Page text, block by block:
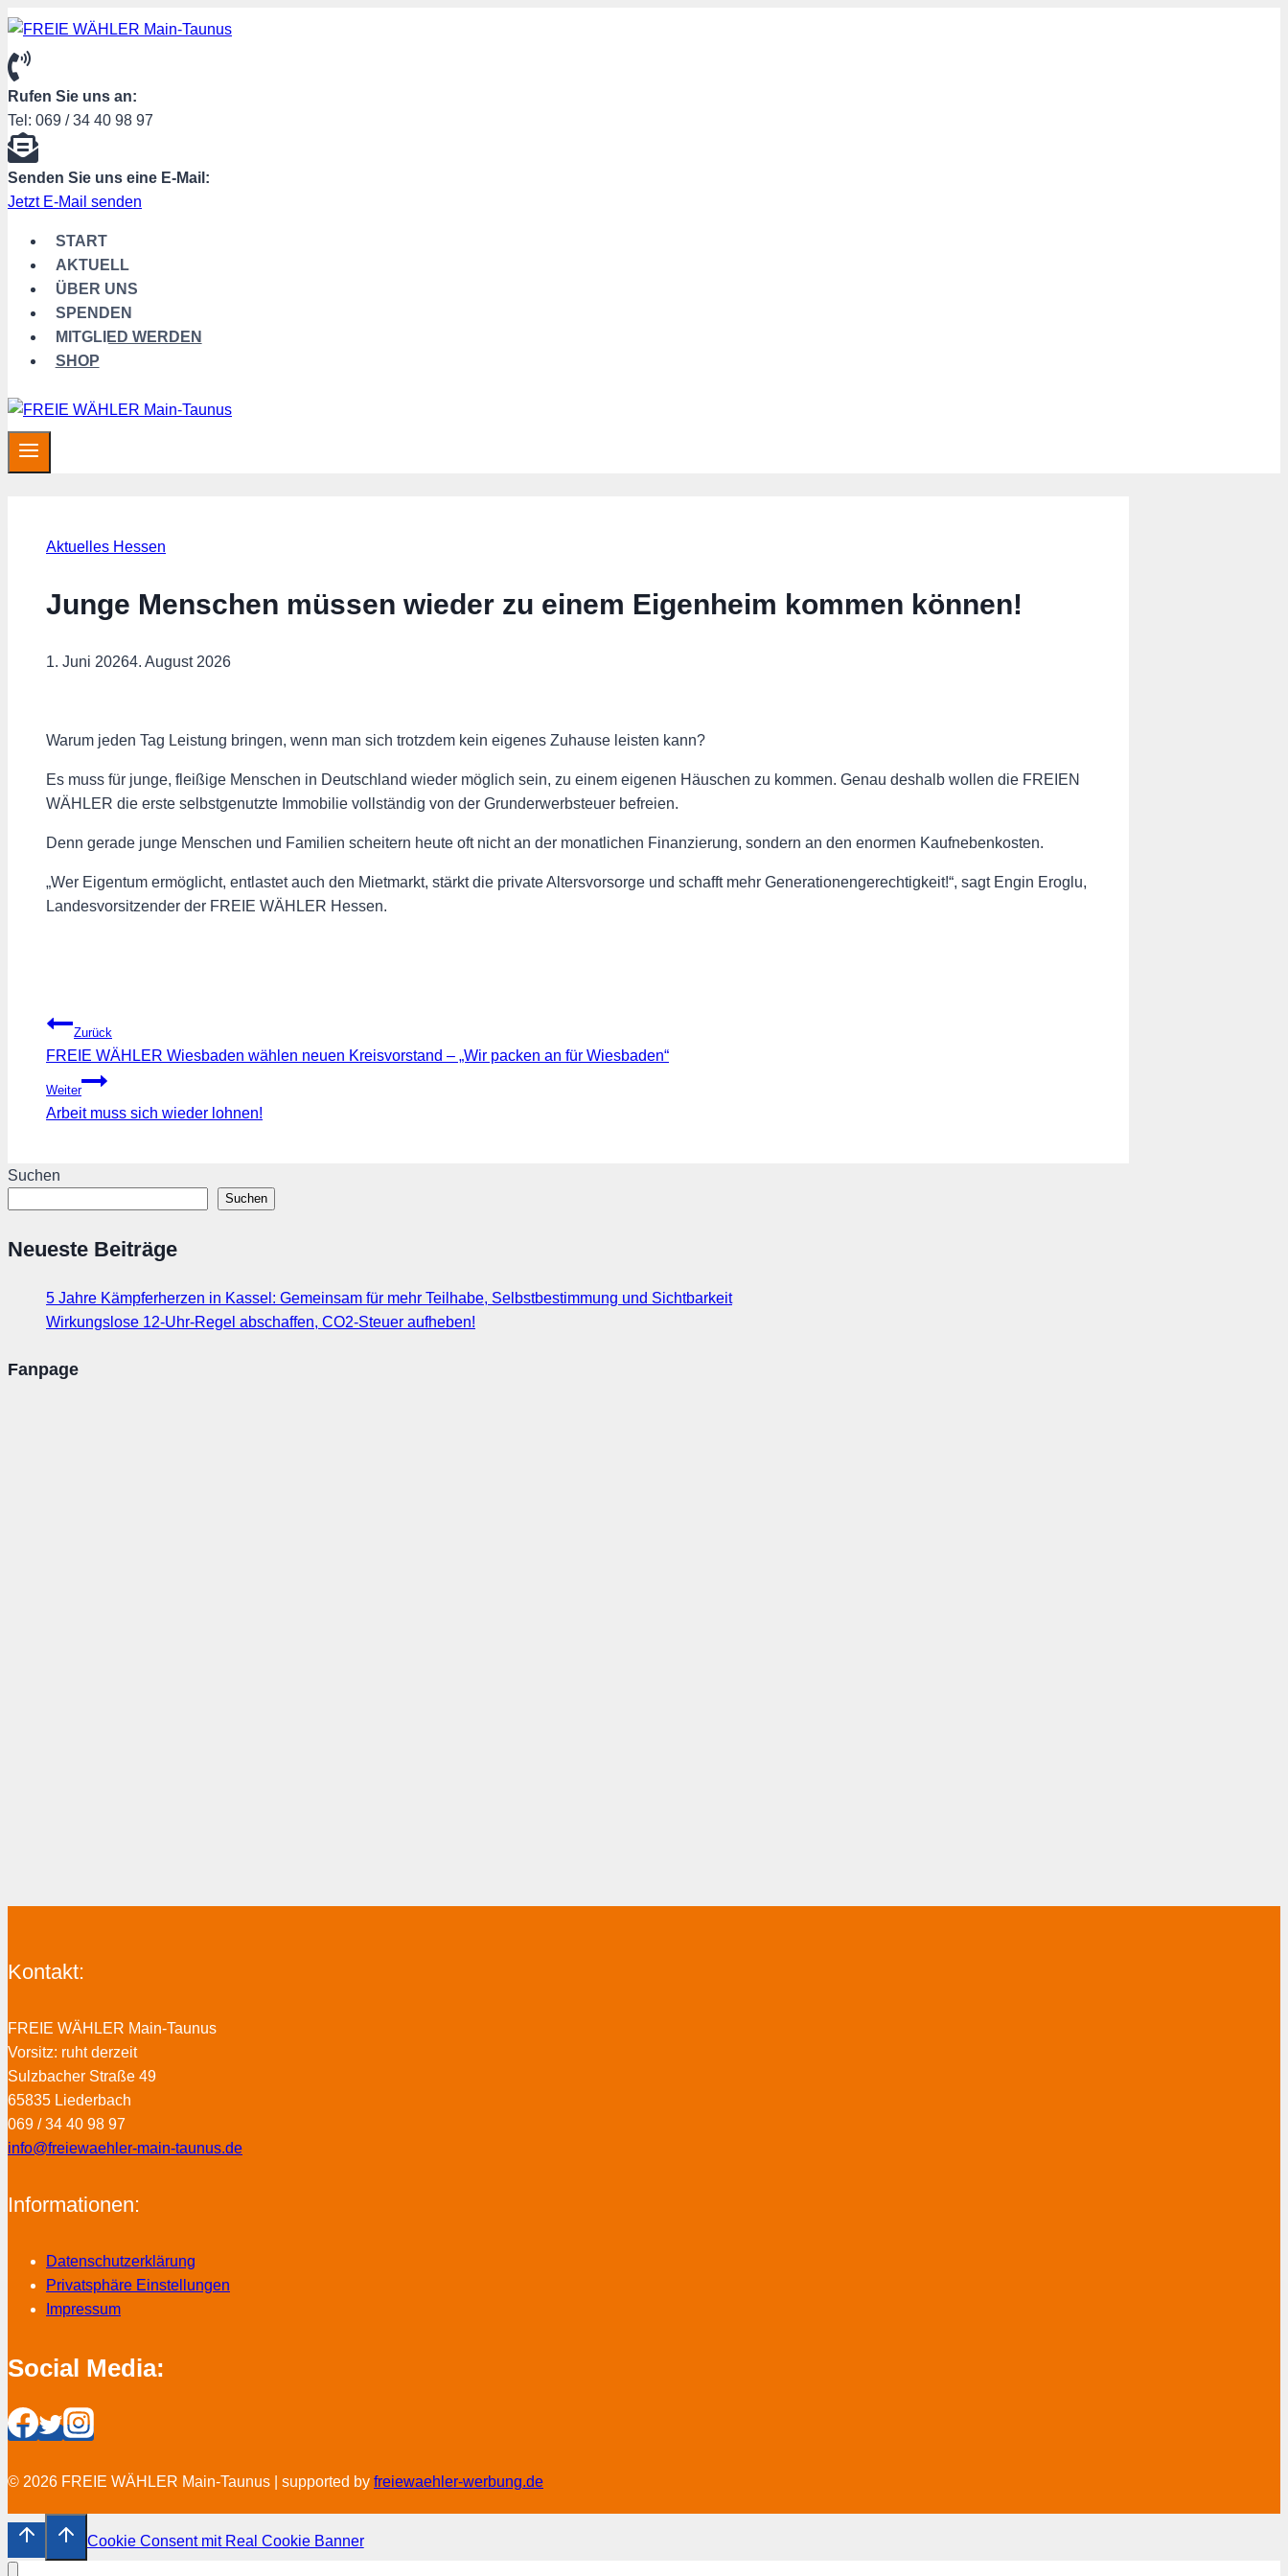
Zum
springen
Rufen Sie uns an:
Tel: 069 / 34 40 98 97
Senden Sie uns eine E-Mail:
Jetzt E-Mail senden
START
AKTUELL
ÜBER UNS
SPENDEN
MITGLIED WERDEN
SHOP
Aktuelles Hessen
Junge Menschen müssen wieder zu einem Eigenheim kommen können!
1. Juni 20264. August 2026
Warum jeden Tag Leistung bringen, wenn man sich trotzdem kein eigenes Zuhause leisten kann?
Es muss für junge, fleißige Menschen in Deutschland wieder möglich sein, zu einem eigenen Häuschen zu kommen. Genau deshalb wollen die FREIEN
WÄHLER die erste selbstgenutzte Immobilie vollständig von der Grunderwerbsteuer befreien.
Denn gerade junge Menschen und Familien scheitern heute oft nicht an der monatlichen Finanzierung, sondern an den enormen Kaufnebenkosten.
„Wer Eigentum ermöglicht, entlastet auch den Mietmarkt, stärkt die private Altersvorsorge und schafft mehr Generationengerechtigkeit!“, sagt Engin Eroglu,
Landesvorsitzender der FREIE WÄHLER Hessen.
Beitragsnavigation
Zurück
FREIE WÄHLER Wiesbaden wählen neuen Kreisvorstand – „Wir packen an für Wiesbaden“
Weiter
Arbeit muss sich wieder lohnen!
Suchen
Suchen
Neueste Beiträge
5 Jahre Kämpferherzen in Kassel: Gemeinsam für mehr Teilhabe, Selbstbestimmung und Sichtbarkeit
Wirkungslose 12-Uhr-Regel abschaffen, CO2-Steuer aufheben!
Fanpage
Kontakt:
FREIE WÄHLER Main-Taunus
Vorsitz: ruht derzeit
Sulzbacher Straße 49
65835 Liederbach
069 / 34 40 98 97
info@freiewaehler-main-taunus.de
Informationen:
Datenschutzerklärung
Privatsphäre Einstellungen
Impressum
Social Media:
© 2026 FREIE WÄHLER Main-Taunus | supported by freiewaehler-werbung.de
Cookie Consent mit Real Cookie Banner